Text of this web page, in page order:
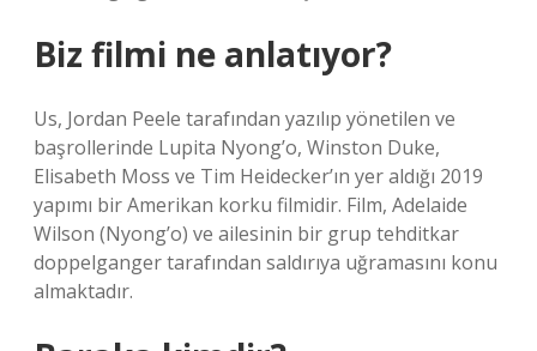
Biz filmi ne anlatıyor?
Us, Jordan Peele tarafından yazılıp yönetilen ve
başrollerinde Lupita Nyong’o, Winston Duke,
Elisabeth Moss ve Tim Heidecker’ın yer aldığı 2019
yapımı bir Amerikan korku filmidir. Film, Adelaide
Wilson (Nyong’o) ve ailesinin bir grup tehditkar
doppelganger tarafından saldırıya uğramasını konu
almaktadır.